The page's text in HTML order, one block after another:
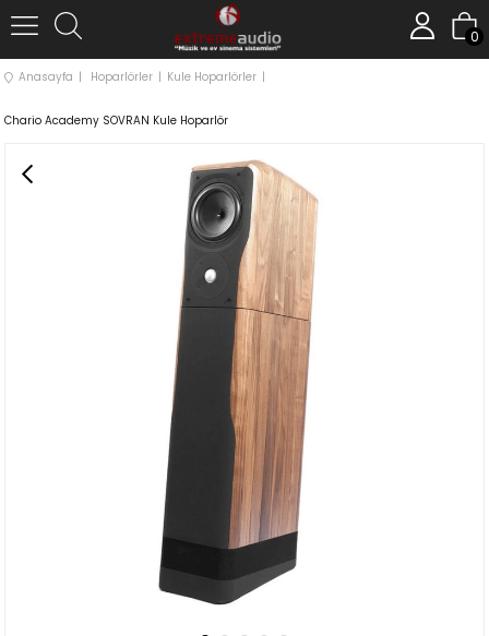
0
Anasayfa Hoparlörler Kule Hoparlörler
Chario Academy SOVRAN Kule Hoparlör